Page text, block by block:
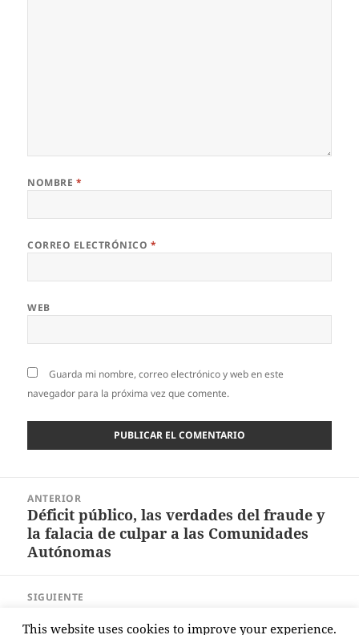
NOMBRE *
CORREO ELECTRÓNICO *
WEB
Guarda mi nombre, correo electrónico y web en este
navegador para la próxima vez que comente.
entradas
ANTERIOR
Entrada
anterior:
Déficit público, las verdades del fraude y
la falacia de culpar a las Comunidades
Autónomas
SIGUIENTE
This website uses cookies to improve your experience.